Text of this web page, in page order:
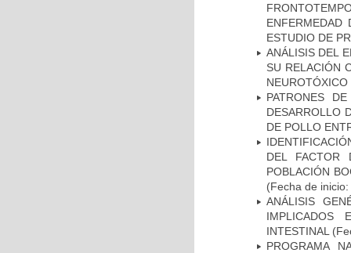
ENFERMEDAD
ESTUDIO DE
ANÁLISIS DEL
SU RELACIÓN
NEUROTÓXICO
PATRONES
DESARROLLO
DE POLLO
DEL FACTOR
POBLACIÓN
(Fecha de
ANÁLISIS
IMPLICADOS
INTESTINAL
PROGRAMA